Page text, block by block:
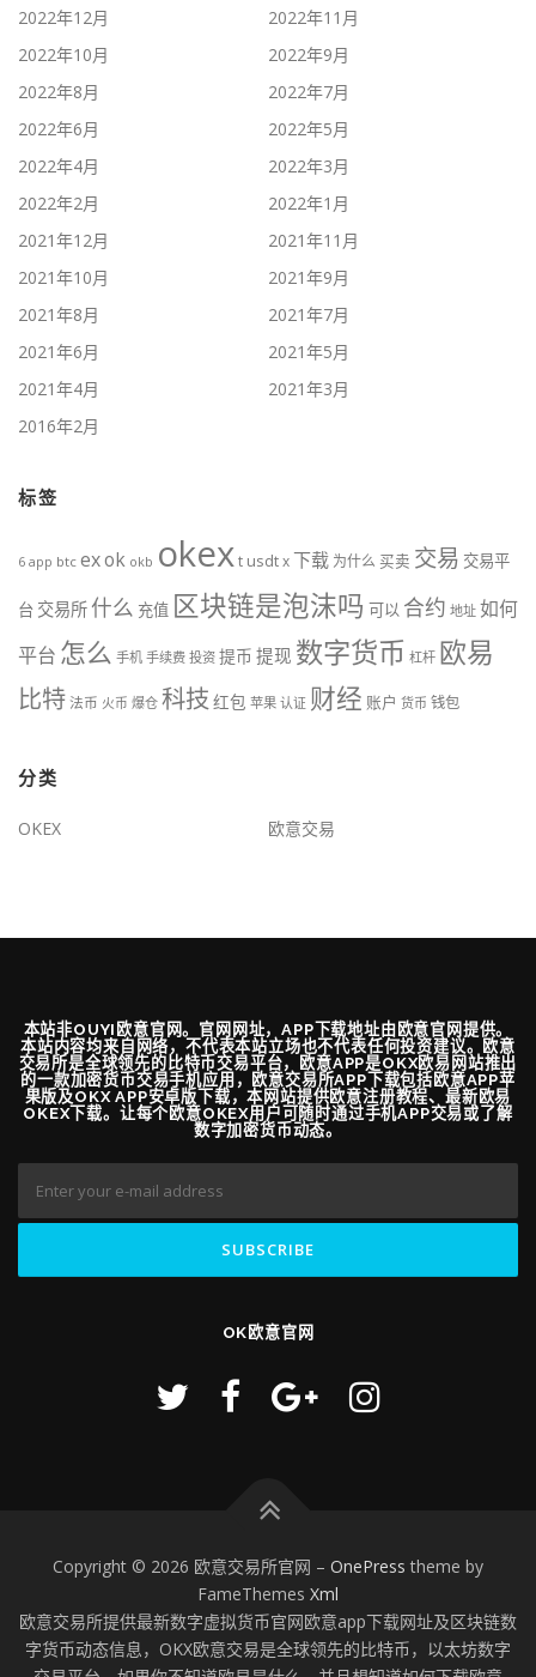
2022年12月
2022年11月
2022年10月
2022年9月
2022年8月
2022年7月
2022年6月
2022年5月
2022年4月
2022年3月
2022年2月
2022年1月
2021年12月
2021年11月
2021年10月
2021年9月
2021年8月
2021年7月
2021年6月
2021年5月
2021年4月
2021年3月
2016年2月
标签
6 app btc exok okb okext usdtx下载 为什么 买卖 交易 交易平
台 交易所 什么 充值 区块链是泡沫吗 可以 合约 地址 如何
平台 怎么 手机 手续费 投资 提币 提现 数字货币 杠杆 欧易
比特法币 火币 爆仓 科技 红包 苹果 认证 财经 账户 货币 钱包
分类
OKEX 欧意交易
本站非OUYI欧意官网。官网网址，APP下载地址由欧意官网提供。
本站内容均来自网络，不代表本站立场也不代表任何投资建议。欧意
交易所是全球领先的比特币交易平台，欧意APP是OKX欧易网站推出
的一款加密货币交易手机应用，欧意交易所APP下载包括欧意APP苹
果版及OKX APP安卓版下载，本网站提供欧意注册教程、最新欧易
OKEX下载。让每个欧意OKEX用户可随时通过手机APP交易或了解
数字加密货币动态。
OK欧意官网
Copyright © 2026 欧意交易所官网 – OnePress theme by
FameThemes Xml
欧意交易所提供最新数字虚拟货币官网欧意app下载网址及区块链数
字货币动态信息，OKX欧意交易是全球领先的比特币，以太坊数字